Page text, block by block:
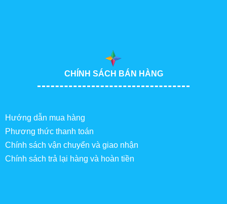
CHÍNH SÁCH BÁN HÀNG
Hướng dẫn mua hàng
Phương thức thanh toán
Chính sách vận chuyển và giao nhận
Chính sách trả lại hàng và hoàn tiền